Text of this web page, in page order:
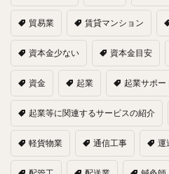
貿易業 賃貸マンション
資本金少ない 資本金目安
資金 起業 起業サポー
起業等に関連するサービスの紹介
軽貨物業 通信工事 運